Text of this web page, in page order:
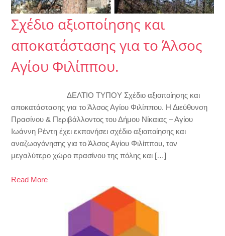
Σχέδιο αξιοποίησης και
αποκατάστασης για το Άλσος
Αγίου Φιλίππου.
ΔΕΛΤΙΟ ΤΥΠΟΥ Σχέδιο αξιοποίησης και
αποκατάστασης για το Άλσος Αγίου Φιλίππου. Η Διεύθυνση
Πρασίνου & Περιβάλλοντος του Δήμου Νίκαιας – Αγίου
Ιωάννη Ρέντη έχει εκπονήσει σχέδιο αξιοποίησης και
αναζωογόνησης για το Άλσος Αγίου Φιλίππου, τον
μεγαλύτερο χώρο πρασίνου της πόλης και […]
Read More